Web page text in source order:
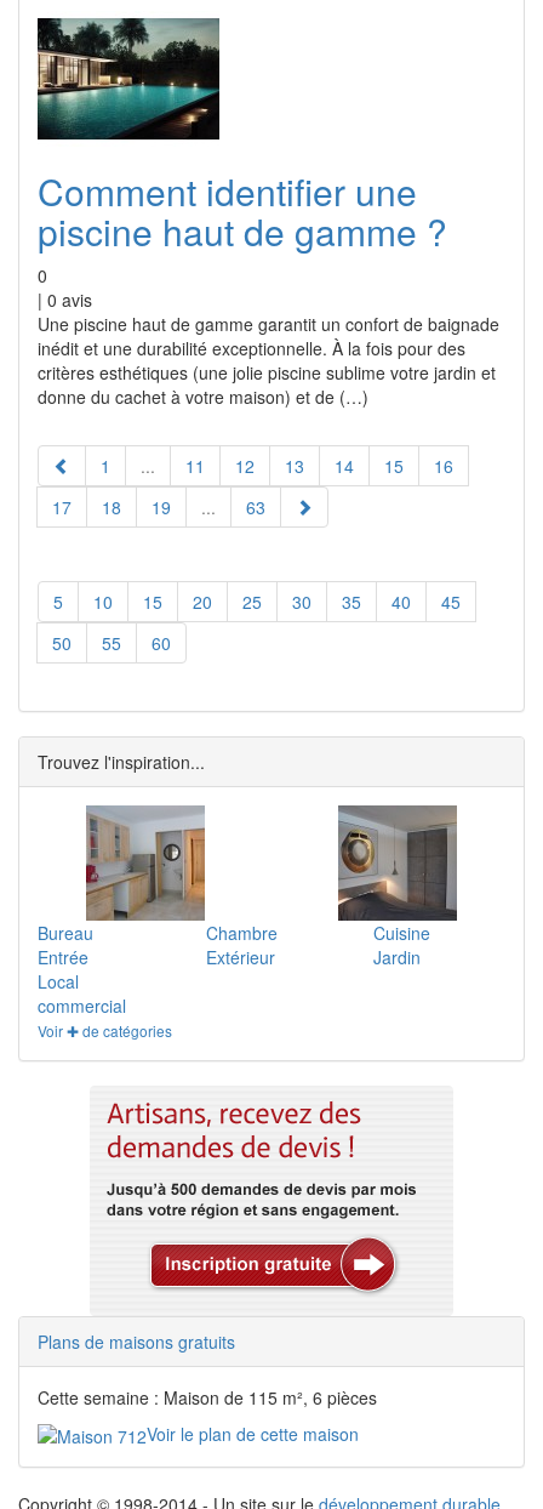
Comment identifier une
piscine haut de gamme ?
0
| 0 avis
Une piscine haut de gamme garantit un confort de baignade
inédit et une durabilité exceptionnelle. À la fois pour des
critères esthétiques (une jolie piscine sublime votre jardin et
donne du cachet à votre maison) et de (…)
1 ... 11 12 13 14 15
16
17
18 19 ... 63
5 10 15 20 25 30 35 40
45
50
55 60
Trouvez l'inspiration...
Bureau Chambre
Cuisine
Entrée
Extérieur
Jardin
Local
commercial
Voir ✚ de catégories
Plans de maisons gratuits
Cette semaine : Maison de 115 m², 6 pièces
Voir le plan de cette maison
Copyright © 1998-2014 - Un site sur le développement durable